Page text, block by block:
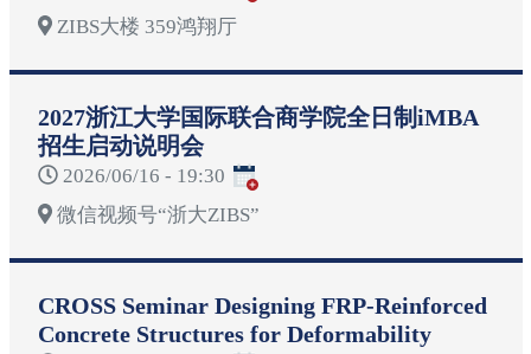
ZIBS大楼 359鸿翔厅
2027浙江大学国际联合商学院全日制iMBA
招生启动说明会
2026/06/16 - 19:30
微信视频号“浙大ZIBS”
CROSS Seminar Designing FRP-Reinforced
Concrete Structures for Deformability